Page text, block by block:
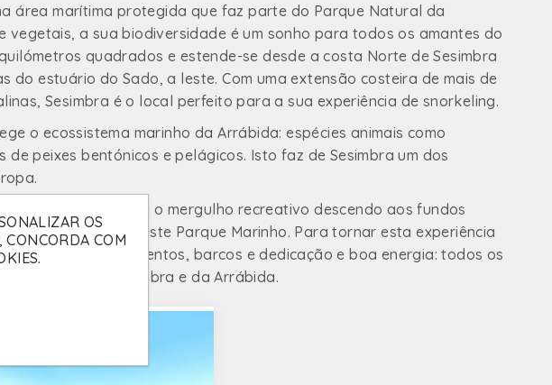
área marítima protegida que faz parte do Parque Natural da
vegetais, a sua biodiversidade é um sonho para todos os amantes do
quadrados e estende-se desde a costa Norte de Sesimbra
do estuário do Sado, a leste. Com uma extensão costeira de mais de
Sesimbra é o local perfeito para a sua experiência de snorkeling.
o ecossistema marinho da Arrábida: espécies animais como
peixes bentónicos e pelágicos. Isto faz de Sesimbra um dos
ou descubra o mergulho recreativo descendo aos fundos
contrastes deste Parque Marinho. Para tornar esta experiência
melhores equipamentos, barcos e dedicação e boa energia: todos os
nas águas de Sesimbra e da Arrábida.
OS
CONCORDA COM